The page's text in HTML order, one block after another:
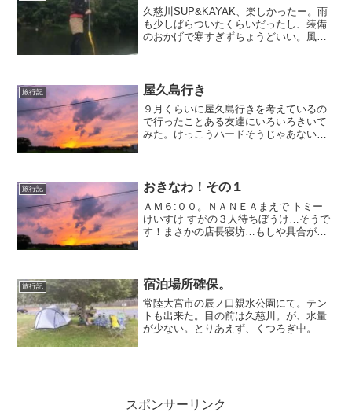
久慈川SUP&KAYAK、楽しかったー。雨
も少しぱらついたくらいだったし、装備
のおかげで寒すぎずちょうどいい。風も
しきり遊んで、帰宅...
旅行記 屋久島行き
９月くらいに屋久島行きを考えているの
で行ったことある友達にいろいろきいて
みた。けっこうハードそうじゃあない
い。山の天気は変わりやすい...
旅行記 おきなわ！その１
ＡＭ６:００。ＮＡＮＥＡまえで トミー
けいすけ すがの３人待ちぼうけ…そうで
す！まさかの店長寝坊…もしや具合が悪
渋滞…間に合う...
旅行記 宿泊場所確保。
常陸大宮市の辰ノ口親水公園にて。テン
トも出来た。目の前は久慈川。が、水量
が少ない。とりあえず、くつろぎ中。
スポンサーリンク